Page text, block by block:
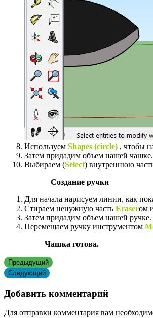
Используем Shapes (сircle) , чтобы
Затем придадим объем нашей
Выбираем (Select) внутреннюю
Создание ручки
Для начала нарисуем линии, как
Стираем ненужную часть Eraserом
Затем придадим объем нашей
Перемещаем ручку инструментом
Чашка готова.
Предыдущий
Следующий
Добавить комментарий
Для отправки комментария вам